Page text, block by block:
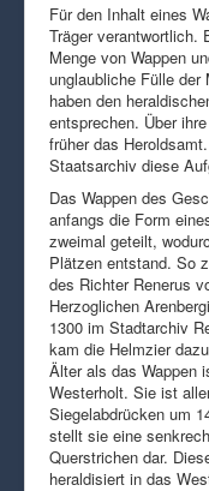
Für den Inhalt eines
Träger verantwortlich.
Menge von Wappen
unglaubliche Fülle der
haben den
entsprechen. Über
früher das
Staatsarchiv diese
Das Wappen des
anfangs die Form
zweimal geteilt,
Plätzen entstand. So
des Richter Renerus
Herzoglichen
1300 im Stadtarchiv
kam die Helmzier
Älter als das Wappen
Westerholt. Sie ist
Siegelabdrücken um
stellt sie eine
Querstrichen dar.
heraldisiert in das